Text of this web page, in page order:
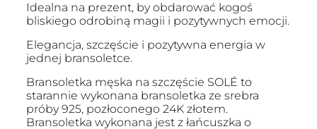
Idealna na prezent, by obdarować kogoś
bliskiego odrobiną magii i pozytywnych emocji.
Elegancja, szczęście i pozytywna energia w
jednej bransoletce.
Bransoletka męska na szczęście SOLÉ to
starannie wykonana bransoletka ze srebra
próby 925, pozłoconego 24K złotem.
Bransoletka wykonana jest z łańcuszka o